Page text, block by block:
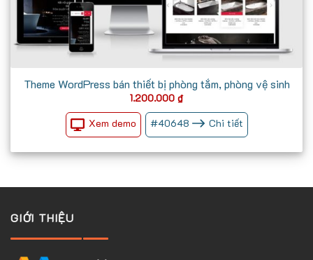
Theme WordPress bán thiết bị phòng tắm, phòng vệ sinh
1.200.000 ₫
Xem demo #40648 Chi tiết
GIỚI THIỆU